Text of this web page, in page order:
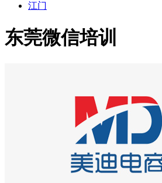
江门
东莞微信培训